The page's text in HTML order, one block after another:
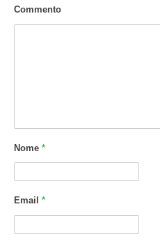
Commento
Nome *
Email *